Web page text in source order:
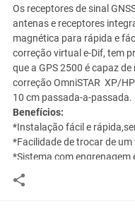
Os receptores de sinal
antenas e receptores
magnética para rápida e
correção virtual e-Dif, tem
que a GPS 2500 é capaz de
correção OmniSTAR XP/
10 cm passada-a-passada.
Benefícios:
*Instalação fácil e
*Facilidade de trocar de
*Sistema com engrenagem
presente nos sistemas de
*Pode ser acionado do